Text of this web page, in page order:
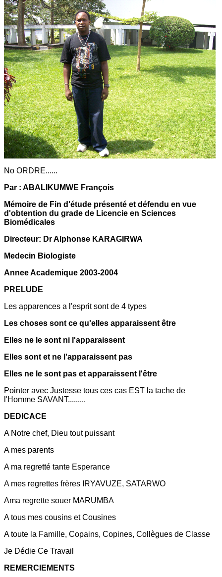
No ORDRE......
Par : ABALIKUMWE François
Mémoire de Fin d'étude présenté et défendu en vue
d'obtention du grade de Licencie en Sciences
Biomédicales
Directeur: Dr Alphonse KARAGIRWA
Medecin Biologiste
Annee Academique 2003-2004
PRELUDE
Les apparences a l'esprit sont de 4 types
Les choses sont ce qu'elles apparaissent être
Elles ne le sont ni l'apparaissent
Elles sont et ne l'apparaissent pas
Elles ne le sont pas et apparaissent l'être
Pointer avec Justesse tous ces cas EST la tache de
l'Homme SAVANT.........
DEDICACE
A Notre chef, Dieu tout puissant
A mes parents
A ma regretté tante Esperance
A mes regrettes frères IRYAVUZE, SATARWO
Ama regrette souer MARUMBA
A tous mes cousins et Cousines
A toute la Famille, Copains, Copines, Collègues de Classe
Je Dédie Ce Travail
REMERCIEMENTS